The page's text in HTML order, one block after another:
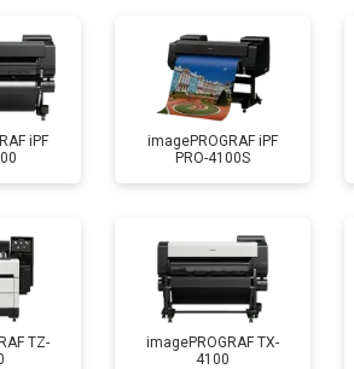
iPF
imagePROGRAF iPF
PRO-4100S
TZ-
imagePROGRAF TX-
4100